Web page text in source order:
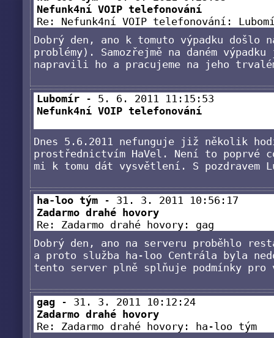
Nefunk4ní VOIP telefonování
Re: Nefunk4ní VOIP telefonování:
Dobrý den, ano k tomuto výpadku došlo
problémy). Samozřejmě na daném
napravili ho a pracujeme na jeho
Lubomír - 5. 6. 2011 11:15:53
Nefunk4ní VOIP telefonování
Dnes 5.6.2011 nefunguje již několik
prostřednictvím HaVel. Není to poprvé
mi k tomu dát vysvětlení. S pozdravem
ha-loo tým - 31. 3. 2011 10:56:17
Zadarmo drahé hovory
Re: Zadarmo drahé hovory: gag
Dobrý den, ano na serveru proběhlo
a proto služba ha-loo Centrála byla
tento server plně splňuje podmínky pro
gag - 31. 3. 2011 10:12:24
Zadarmo drahé hovory
Re: Zadarmo drahé hovory: ha-loo tým